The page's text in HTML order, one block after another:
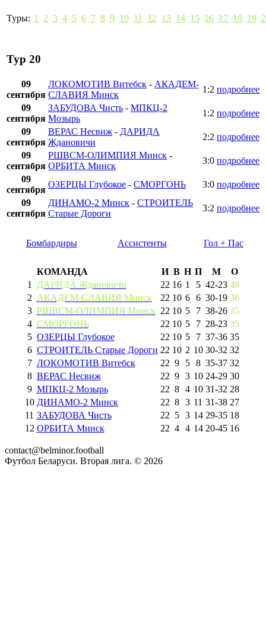
Туры: 1 2 3 4 5 6 7 8 9 10 11 12 13 14 15 16 17 18 19
Тур 20
09
сентября
ЛОКОМОТИВ Витебск - АКАДЕМ-
СЛАВИЯ Минск
1:2 подробнее
09
сентября
ЗАБУДОВА Чисть - МПКЦ-2
Мозырь
1:2 подробнее
09
сентября
ВЕРАС Несвиж - ДАРИДА
Ждановичи
2:2 подробнее
09
сентября
РШВСМ-ОЛИМПИЯ Минск -
ОРБИТА Минск
3:0 подробнее
09
сентября
ОЗЕРЦЫ Глубокое - СМОРГОНЬ 3:0 подробнее
09
сентября
ДИНАМО-2 Минск - СТРОИТЕЛЬ
Старые Дороги
3:2 подробнее
Бомбардиры Ассистенты Гол + Пас
КОМАНДА И В Н П М
О
1
ДАРИДА Ждановичи 22 16 1 5 42-23 49
2 АКАДЕМ-СЛАВИЯ Минск 22 10 6 6 30-19 36
3 РШВСМ-ОЛИМПИЯ Минск 22 10 5 7 38-26 35
4 СМОРГОНЬ 22 10 5 7 28-23 35
5 ОЗЕРЦЫ Глубокое 22 10 5 7 37-36 35
6 СТРОИТЕЛЬ Старые Дороги 22 10 2 10 30-32 32
7 ЛОКОМОТИВ Витебск 22 9 5 8 35-37 32
8 ВЕРАС Несвиж 22 9 3 10 24-29 30
9 МПКЦ-2 Мозырь 22 8 4 10 31-32 28
10 ДИНАМО-2 Минск 22 8 3 11 31-38 27
11 ЗАБУДОВА Чисть 22 5 3 14 29-35 18
12 ОРБИТА Минск 22 4 4 14 20-45 16
contact@belminor.football
Футбол Беларуси. Вторая лига. © 2026